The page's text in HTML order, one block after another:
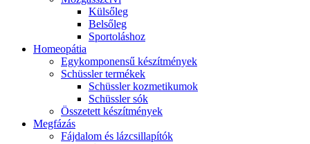
Külsőleg
Belsőleg
Sportoláshoz
Homeopátia
Egykomponensű készítmények
Schüssler termékek
Schüssler kozmetikumok
Schüssler sók
Összetett készítmények
Megfázás
Fájdalom és lázcsillapítók